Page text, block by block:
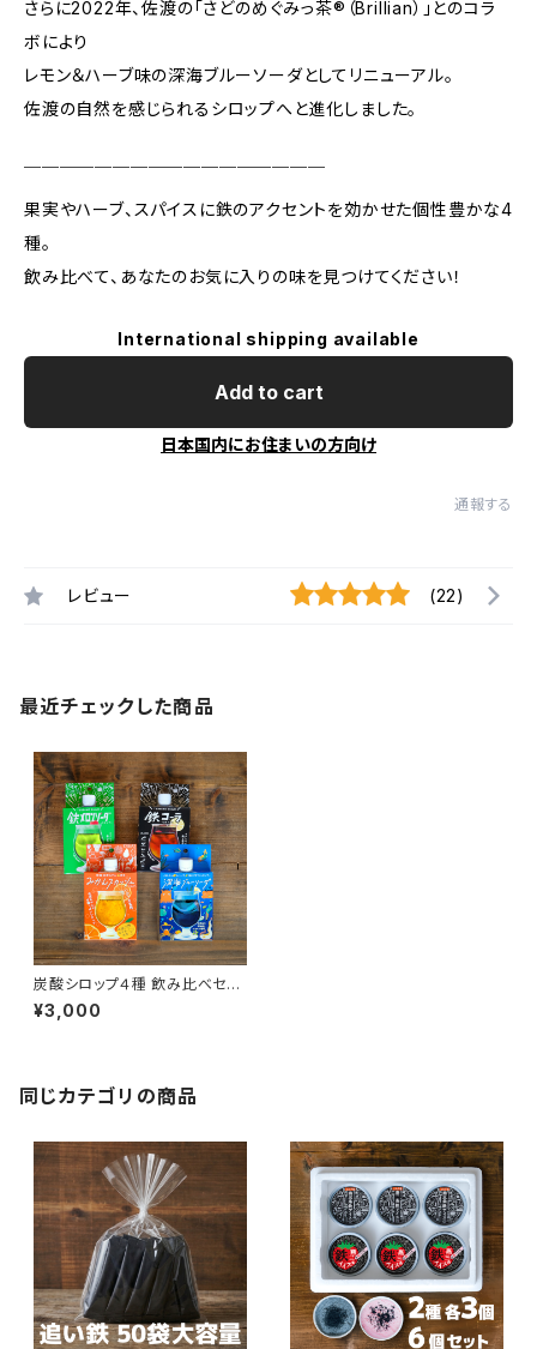
さらに2022年、佐渡の「さどのめぐみっ茶®（Brillian）」とのコラ
ボにより
レモン＆ハーブ味の深海ブルーソーダとしてリニューアル。
佐渡の自然を感じられるシロップへと進化しました。
果実やハーブ、スパイスに鉄のアクセントを効かせた個性豊かな4
種。
飲み比べて、あなたのお気に入りの味を見つけてください！
International shipping available
Add to cart
日本国内にお住まいの方向け
通報する
レビュー (22)
最近チェックした商品
炭酸シロップ４種 飲み比べセッ
ト
¥3,000
同じカテゴリの商品